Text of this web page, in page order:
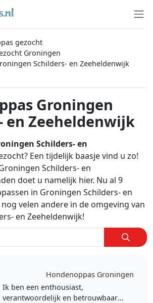
gezocht
Groningen
Schilders- en Zeeheldenwijk
Groningen
en Zeeheldenwijk
Schilders- en
Een tijdelijk baasje vind u zo!
Schilders- en
doet u namelijk hier. Nu al 9
in Groningen Schilders- en
velen andere in de omgeving van
en Zeeheldenwijk!
Hondenoppas Groningen
Ik ben een enthousiast,
verantwoordelijk en betrouwbaar